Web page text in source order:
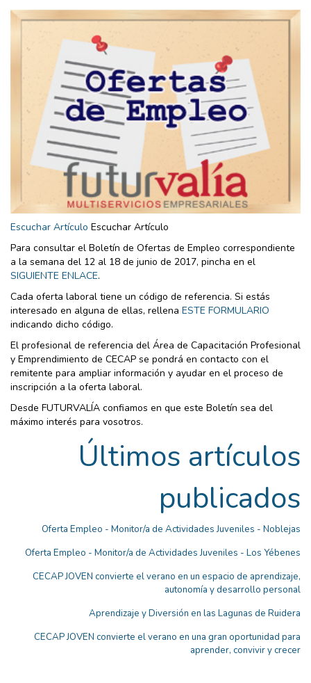
Escuchar Artículo Escuchar Artículo
Para consultar el Boletín de Ofertas de Empleo correspondiente
a la semana del 12 al 18 de junio de 2017, pincha en el
SIGUIENTE ENLACE.
Cada oferta laboral tiene un código de referencia. Si estás
interesado en alguna de ellas, rellena ESTE FORMULARIO
indicando dicho código.
El profesional de referencia del Área de Capacitación Profesional
y Emprendimiento de CECAP se pondrá en contacto con el
remitente para ampliar información y ayudar en el proceso de
inscripción a la oferta laboral.
Desde FUTURVALÍA confiamos en que este Boletín sea del
máximo interés para vosotros.
Últimos artículos
publicados
Oferta Empleo - Monitor/a de Actividades Juveniles - Noblejas
Oferta Empleo - Monitor/a de Actividades Juveniles - Los Yébenes
CECAP JOVEN convierte el verano en un espacio de aprendizaje,
autonomía y desarrollo personal
Aprendizaje y Diversión en las Lagunas de Ruidera
CECAP JOVEN convierte el verano en una gran oportunidad para
aprender, convivir y crecer